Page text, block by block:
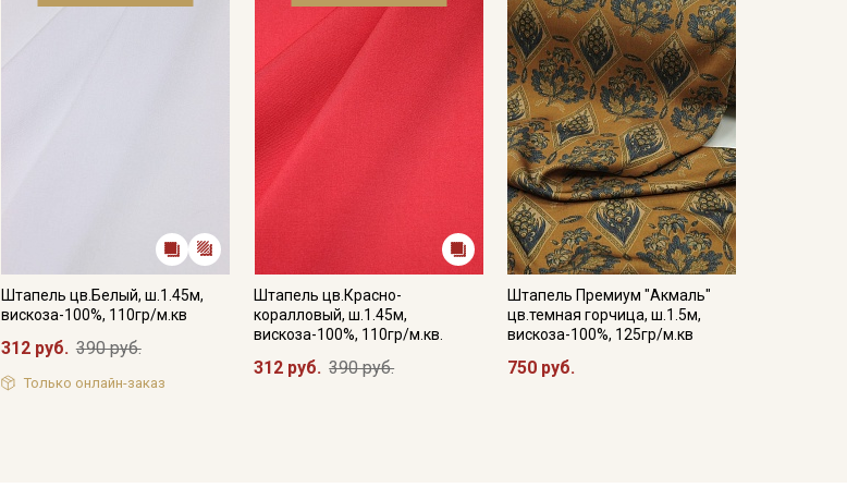
Штапель цв.Белый, ш.1.45м,
вискоза-100%, 110гр/м.кв
312 руб. 390 руб.
Только онлайн-заказ
Штапель цв.Красно-
коралловый, ш.1.45м,
вискоза-100%, 110гр/м.кв.
312 руб. 390 руб.
Штапель Премиум "Акмаль"
цв.темная горчица, ш.1.5м,
вискоза-100%, 125гр/м.кв
750 руб.